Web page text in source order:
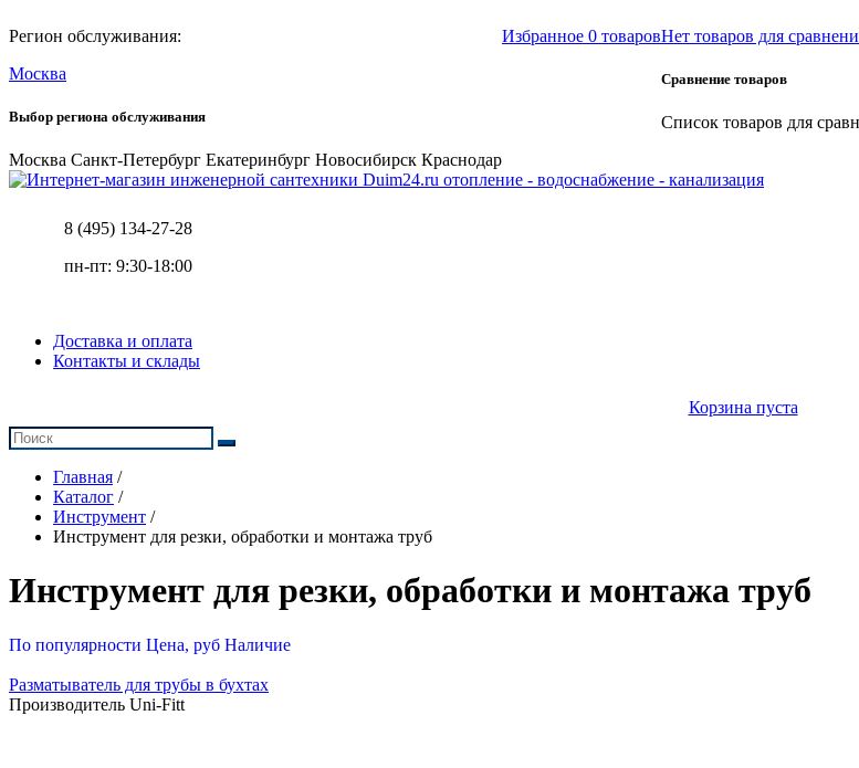
Регион обслуживания:
Москва
Выбор региона обслуживания
Москва Санкт-Петербург Екатеринбург Новосибирск Краснодар
Избранное 0 товаровНет товаров для
Сравнение товаров
Список товаров для
отопление - водоснабжение - канализация
8 (495) 134-27-28
пн-пт: 9:30-18:00
Доставка и оплата
Контакты и склады
Корзина пуста
Главная /
Каталог /
Инструмент /
Инструмент для резки, обработки и монтажа труб
Инструмент для резки, обработки и монтажа труб
По популярности Цена, руб Наличие
Разматыватель для трубы в бухтах
Производитель Uni-Fitt